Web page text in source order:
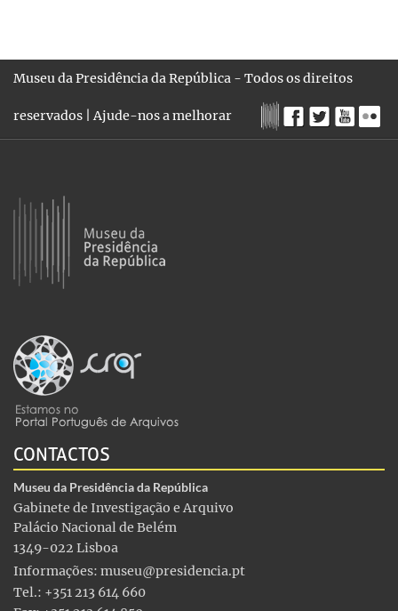
Museu da Presidência da República - Todos os direitos
reservados |Ajude-nos a melhorar
CONTACTOS
Museu da Presidência da República
Gabinete de Investigação e Arquivo
Palácio Nacional de Belém
1349-022 Lisboa
Informações: museu@presidencia.pt
Tel.: +351 213 614 660